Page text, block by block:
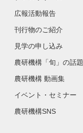
広報活動報告
刊行物のご紹介
見学の申し込み
農研機構「旬」の話題
農研機構 動画集
イベント・セミナー
農研機構SNS